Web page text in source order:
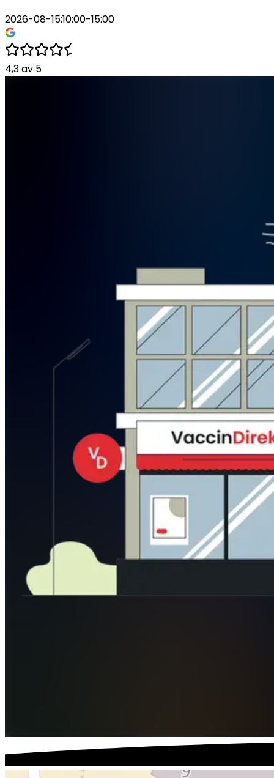
2026-08-15:10:00-15:00
4,3av 5